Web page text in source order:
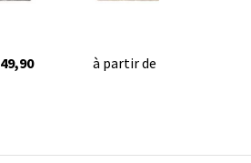
49,90 à partir de